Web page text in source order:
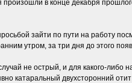
в конце декабря
зайти по пути на работу
утром, за три дня до этого
не острый, и для какого-
катаральный двухсторонний